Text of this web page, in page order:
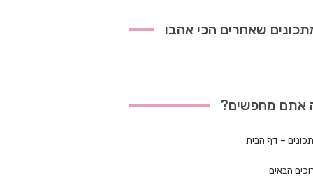
שאחרים הכי אהבו
אתם מחפשים?
– דף הבית
הבאים